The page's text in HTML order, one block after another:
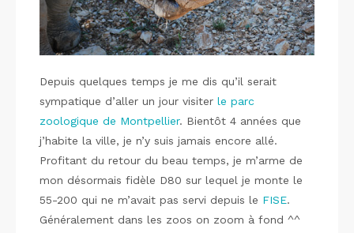
Depuis quelques temps je me dis qu’il serait
sympatique d’aller un jour visiter le parc
zoologique de Montpellier. Bientôt 4 années que
j’habite la ville, je n’y suis jamais encore allé.
Profitant du retour du beau temps, je m’arme de
mon désormais fidèle D80 sur lequel je monte le
55-200 qui ne m’avait pas servi depuis le FISE.
Généralement dans les zoos on zoom à fond ^^